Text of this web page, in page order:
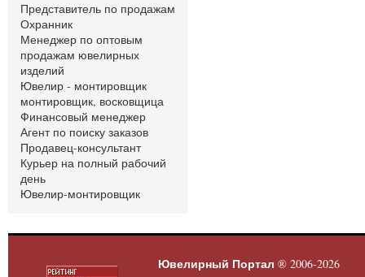
Представитель по продажам
Охранник
Менеджер по оптовым
продажам ювелирных
изделий
Ювелир - монтировщик
монтировщик, восковщица
Финансовый менеджер
Агент по поиску заказов
Продавец-консультант
Курьер на полный рабочий
день
Ювелир-монтировщик
Ювелирный Портал ® 2006-2026